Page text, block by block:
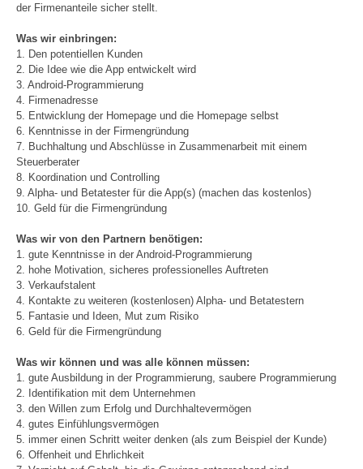
der Firmenanteile sicher stellt.
Was wir einbringen:
1. Den potentiellen Kunden
2. Die Idee wie die App entwickelt wird
3. Android-Programmierung
4. Firmenadresse
5. Entwicklung der Homepage und die Homepage selbst
6. Kenntnisse in der Firmengründung
7. Buchhaltung und Abschlüsse in Zusammenarbeit mit einem
Steuerberater
8. Koordination und Controlling
9. Alpha- und Betatester für die App(s) (machen das kostenlos)
10. Geld für die Firmengründung
Was wir von den Partnern benötigen:
1. gute Kenntnisse in der Android-Programmierung
2. hohe Motivation, sicheres professionelles Auftreten
3. Verkaufstalent
4. Kontakte zu weiteren (kostenlosen) Alpha- und Betatestern
5. Fantasie und Ideen, Mut zum Risiko
6. Geld für die Firmengründung
Was wir können und was alle können müssen:
1. gute Ausbildung in der Programmierung, saubere Programmierung
2. Identifikation mit dem Unternehmen
3. den Willen zum Erfolg und Durchhaltevermögen
4. gutes Einfühlungsvermögen
5. immer einen Schritt weiter denken (als zum Beispiel der Kunde)
6. Offenheit und Ehrlichkeit